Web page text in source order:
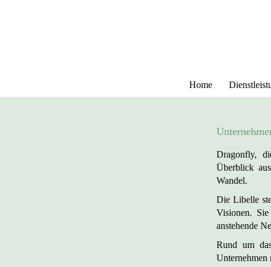
Home
Dragonfly,
Überblick
Wandel.
Die Libelle
Visionen.
anstehende
Rund um
Unternehmen